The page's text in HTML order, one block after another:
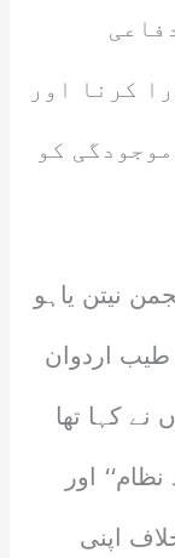
کرنا اور
کو
نیتن یاہو
اردوان
کہا تھا
اور
اپنی